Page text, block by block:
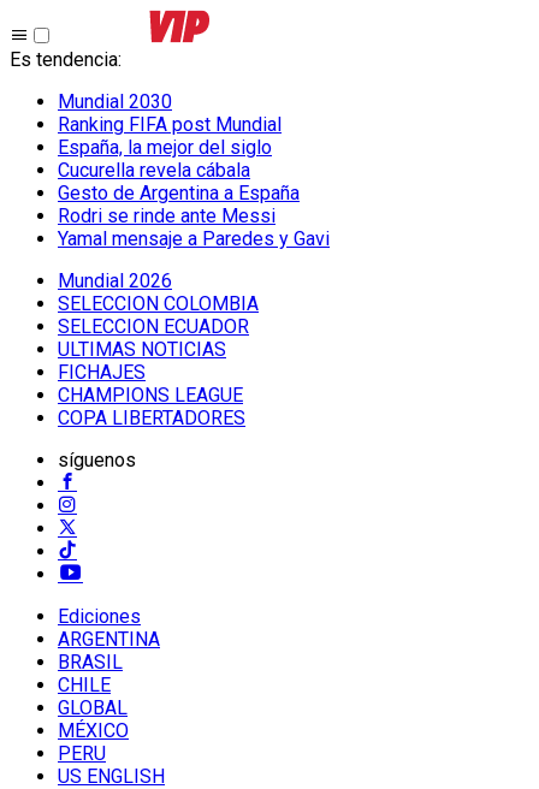
Es tendencia:
Mundial 2030
Ranking FIFA post Mundial
España, la mejor del siglo
Cucurella revela cábala
Gesto de Argentina a España
Rodri se rinde ante Messi
Yamal mensaje a Paredes y Gavi
Mundial 2026
SELECCION COLOMBIA
SELECCION ECUADOR
ULTIMAS NOTICIAS
FICHAJES
CHAMPIONS LEAGUE
COPA LIBERTADORES
síguenos
Ediciones
ARGENTINA
BRASIL
CHILE
GLOBAL
MÉXICO
PERU
US ENGLISH